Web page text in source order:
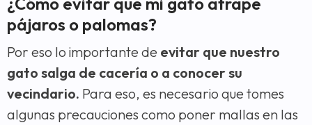
pájaros o palomas?
Por eso lo importante de evitar que nuestro
gato salga de cacería o a conocer su
vecindario. Para eso, es necesario que tomes
algunas precauciones como poner mallas en las